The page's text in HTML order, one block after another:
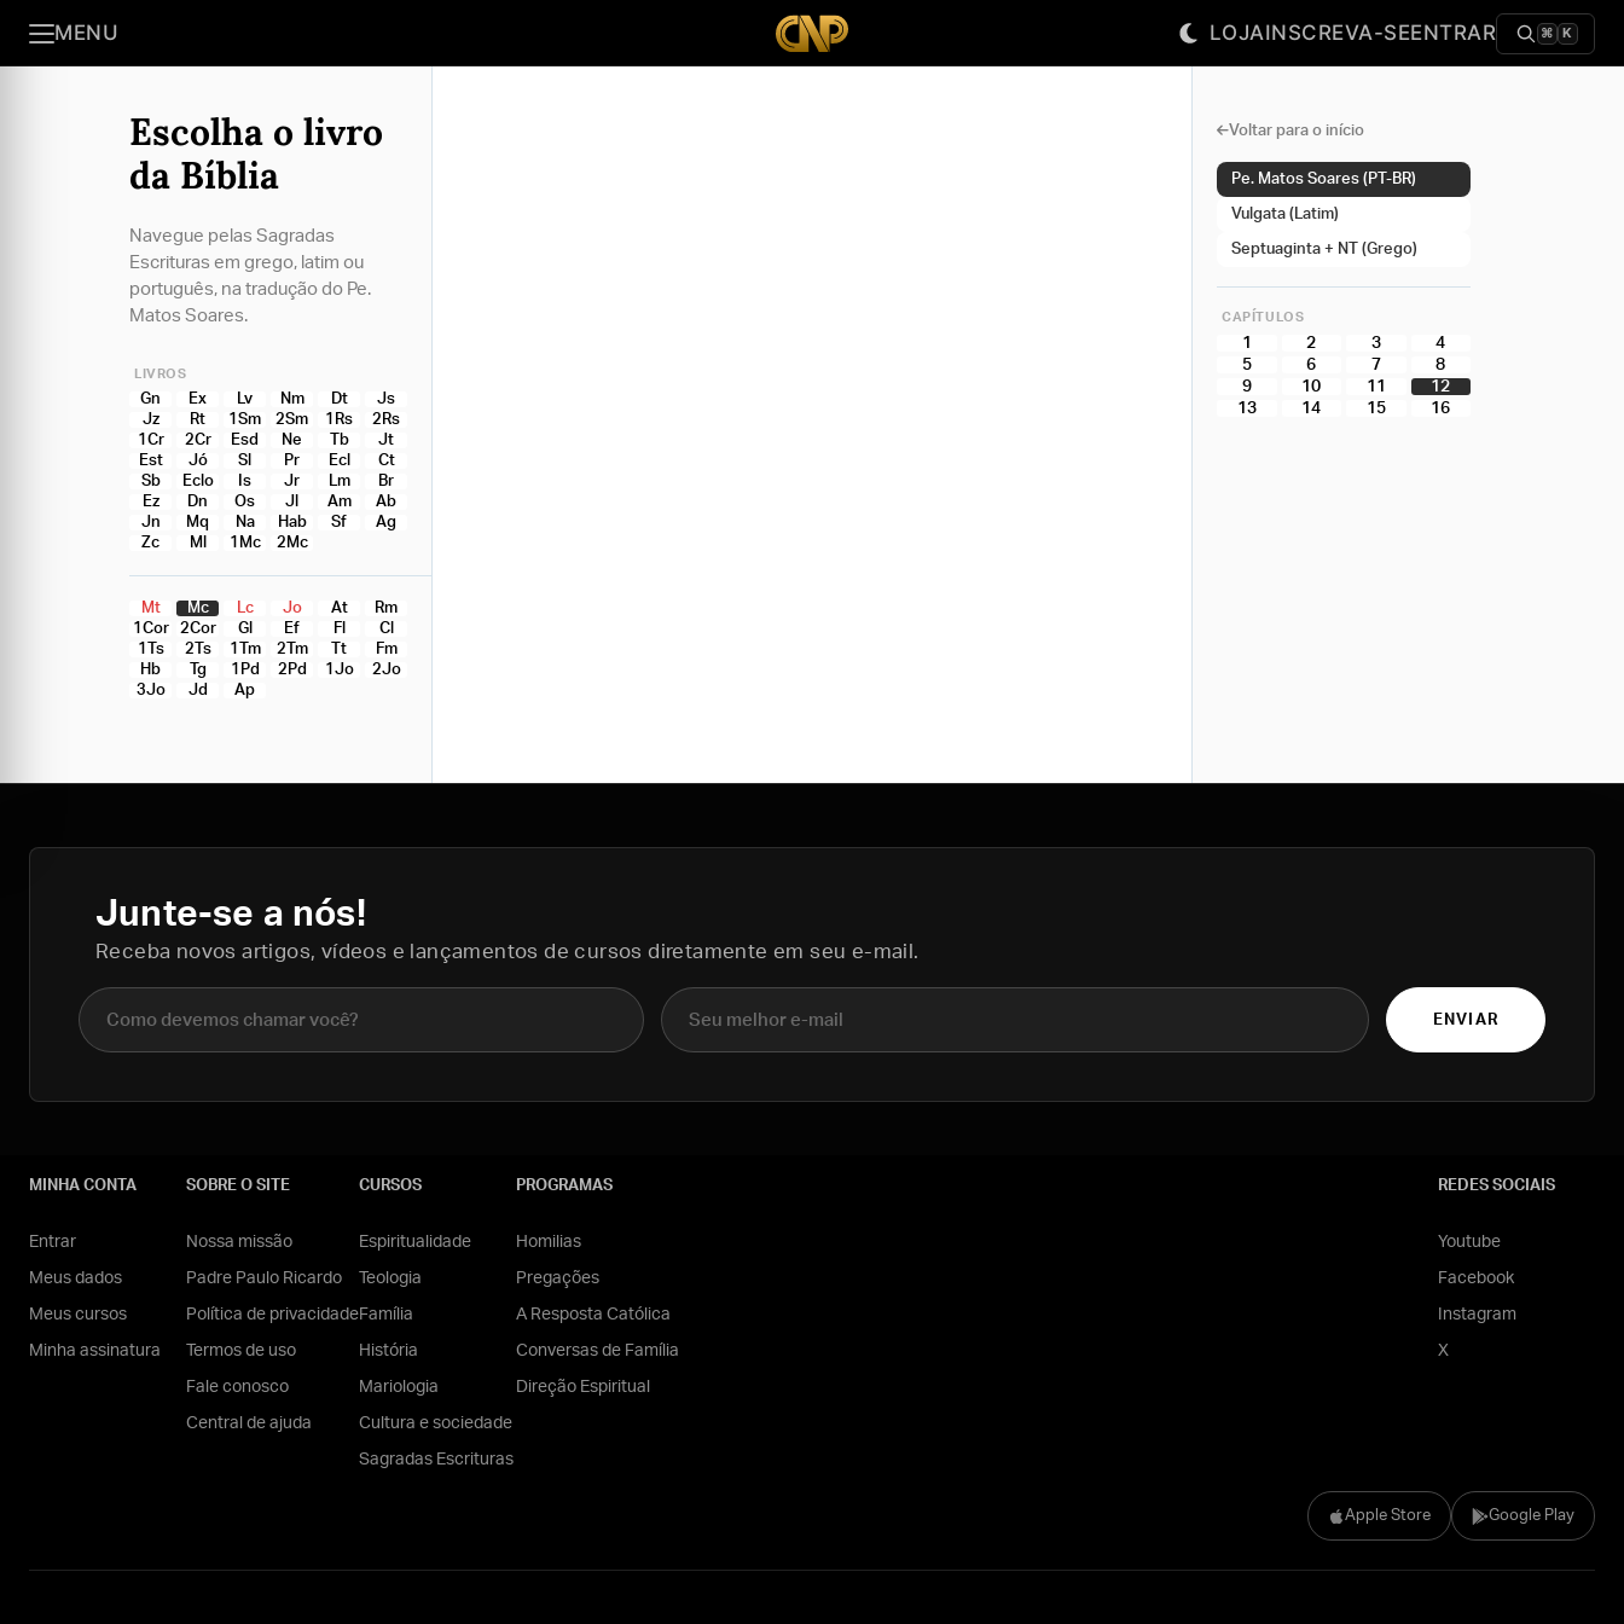
MENU LOJAINSCREVA-SEENTRAR ⌘ K
Escolha o livro
da Bíblia
Navegue pelas Sagradas
Escrituras em grego, latim ou
português, na tradução do Pe.
Matos Soares.
LIVROS
Gn Ex Lv Nm Dt
Js
Jz
Rt 1Sm 2Sm 1Rs
2Rs
1Cr
2Cr Esd Ne Tb
Jt
Est
Jó Sl Pr Ecl
Ct
Sb
Eclo Is Jr Lm
Br
Ez
Dn Os Jl Am
Ab
Jn
Mq Na Hab Sf
Ag
Zc
Ml 1Mc 2Mc
Mt Mc Lc Jo At
Rm
1Cor
2Cor Gl Ef Fl
Cl
1Ts
2Ts 1Tm 2Tm Tt
Fm
Hb
Tg 1Pd 2Pd 1Jo
2Jo
3Jo
Jd Ap
Voltar para o início
Pe. Matos Soares (PT-BR)
Vulgata (Latim)
Septuaginta + NT (Grego)
CAPÍTULOS
1 2 3
4
5
6 7
8
9
10 11
12
13
14 15 16
Junte-se a nós!
Receba novos artigos, vídeos e lançamentos de cursos diretamente em seu e-mail.
Nome completo E-mail
ENVIAR
Apple Store Google Play
MINHA CONTA
Entrar
Meus dados
Meus cursos
Minha assinatura
SOBRE O SITE
Nossa missão
Padre Paulo Ricardo
Política de privacidade
Termos de uso
Fale conosco
Central de ajuda
CURSOS
Espiritualidade
Teologia
Família
História
Mariologia
Cultura e sociedade
Sagradas Escrituras
PROGRAMAS
Homilias
Pregações
A Resposta Católica
Conversas de Família
Direção Espiritual
REDES SOCIAIS
Youtube
Facebook
Instagram
X